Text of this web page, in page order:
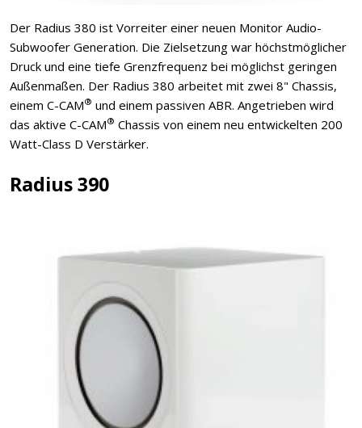
Der Radius 380 ist Vorreiter einer neuen Monitor Audio-
Subwoofer Generation. Die Zielsetzung war höchstmöglicher
Druck und eine tiefe Grenzfrequenz bei möglichst geringen
Außenmaßen. Der Radius 380 arbeitet mit zwei 8" Chassis,
einem C-CAM® und einem passiven ABR. Angetrieben wird
das aktive C-CAM® Chassis von einem neu entwickelten 200
Watt-Class D Verstärker.
Radius 390